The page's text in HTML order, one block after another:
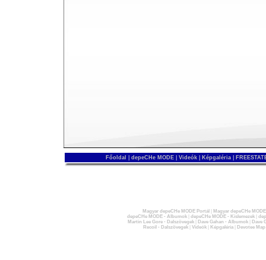
Főoldal depeCHe MODE Videók Képgaléria
Magyar depeCHe MODE Portál
Magyar depeCHe
depeCHe MODE - Albumok| depeCHe MODE - Kislemezek|
Martin Lee Gore - Dalszövegek| Dave Gahan - Albumok|
Dave
Recoil - Dalszövegek| Videók| Képgaléria| Devotee Map